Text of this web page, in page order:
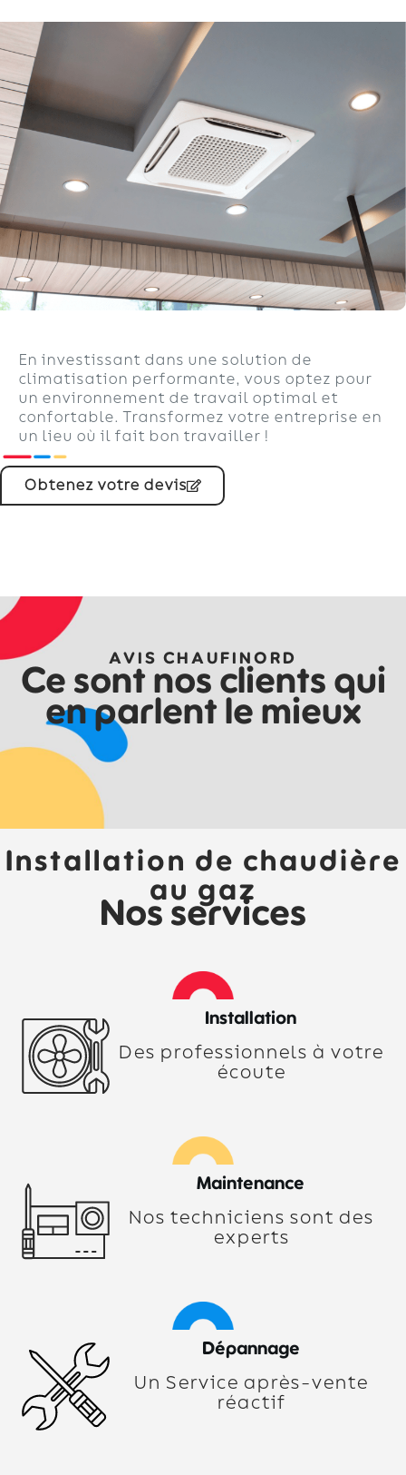
En investissant dans une solution de
climatisation performante, vous optez pour
un environnement de travail optimal et
confortable. Transformez votre entreprise en
un lieu où il fait bon travailler !
Obtenez votre devis
AVIS CHAUFINORD
Ce sont nos clients qui
en parlent le mieux
Installation de chaudière
au gaz
Nos services
Installation
Des professionnels à votre
écoute
Maintenance
Nos techniciens sont des
experts
Dépannage
Un Service après-vente
réactif